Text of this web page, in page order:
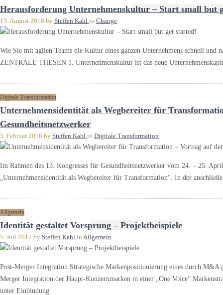
Herausforderung Unternehmenskultur – Start small but
13. August 2018 by Steffen Kahl in Change
Wie Sie mit agilen Teams die Kultur eines ganzen Unternehmens schnell und
ZENTRALE THESEN 1. Unternehmenskultur ist das neue
Digitale Transformation
Unternehmensidentität als Wegbereiter für
Gesundheitsnetzwerker
5. Februar 2018 by Steffen Kahl in Digitale Transformation
Im Rahmen des 13. Kongresses für Gesundheitsnetzwerker vom 24. – 25.
„Unternehmensidentität als Wegbereiter für Transformation“. In der
Allgemein
Identität gestaltet Vorsprung – Projektbeispiele
5. Juli 2017 by Steffen Kahl in Allgemein
Post-Merger Integration Strategische Markenpositionierung eines durch M&A
Merger Integration der Haupt-Konzernmarken in einer „One Voice“
unter Einbindung